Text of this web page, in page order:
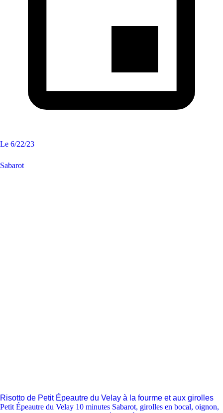
Le 6/22/23
Sabarot
Risotto de Petit Épeautre du Velay à la fourme et aux girolles
Petit Épeautre du Velay 10 minutes Sabarot, girolles en bocal, oignon,